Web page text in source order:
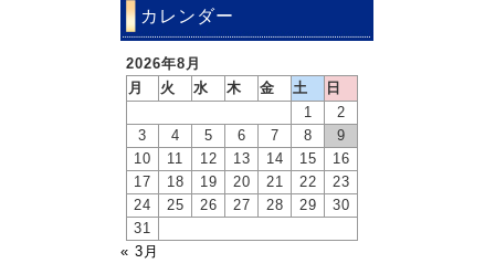
カレンダー
2026年8月
月
火 水 木 金 土
日
1
2
3
4 5 6 7 8
9
10
11 12 13 14 15
16
17
18 19 20 21 22
23
24
25 26 27 28 29
30
31
« 3月